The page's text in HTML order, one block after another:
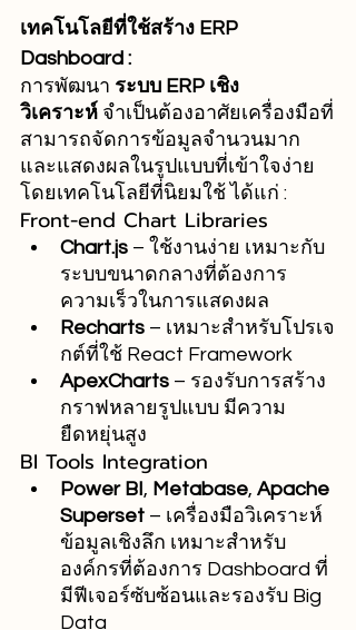
เทคโนโลยีที่ใช้สร้าง ERP
Dashboard :
การพัฒนา ระบบ ERP เชิง
วิเคราะห์ จำเป็นต้องอาศัยเครื่องมือที่
สามารถจัดการข้อมูลจำนวนมาก
และแสดงผลในรูปแบบที่เข้าใจง่าย
โดยเทคโนโลยีที่นิยมใช้ ได้แก่ :
Front-end Chart Libraries
Chart.js – ใช้งานง่าย เหมาะกับ
ระบบขนาดกลางที่ต้องการ
ความเร็วในการแสดงผล
Recharts – เหมาะสำหรับโปรเจ
กต์ที่ใช้ React Framework
ApexCharts – รองรับการสร้าง
กราฟหลายรูปแบบ มีความ
ยืดหยุ่นสูง
BI Tools Integration
Power BI, Metabase, Apache
Superset – เครื่องมือวิเคราะห์
ข้อมูลเชิงลึก เหมาะสำหรับ
องค์กรที่ต้องการ Dashboard ที่
มีฟีเจอร์ซับซ้อนและรองรับ Big
Data